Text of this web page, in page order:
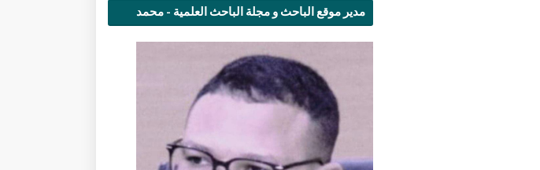
مدير موقع الباحث و مجلة الباحث العلمية - محمد